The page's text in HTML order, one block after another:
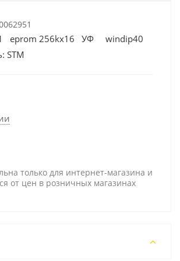
eprom 256kx16 УФ windip40
STM
только для интернет-магазина и
от цен в розничных магазинах